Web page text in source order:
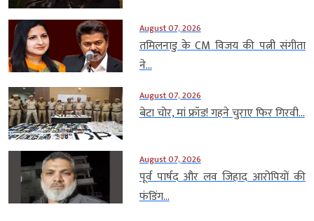
August 07, 2026
तमिलनाडु के CM विजय की पत्नी संगीता
ने...
August 07, 2026
बेटा चोर, मां फ्रॉड! गहने चुराए फिर गिरवी...
August 07, 2026
पूर्व पार्षद और लव जिहाद आरोपियों की
फंडिंग...